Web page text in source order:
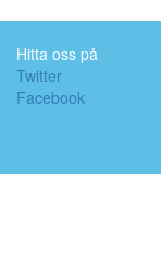
Hitta oss på
Twitter
Facebook